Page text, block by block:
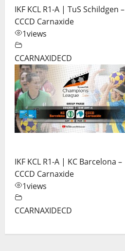
IKF KCL R1-A | TuS Schildgen –
CCCD Carnaxide
1views
CCARNAXIDECD
IKF KCL R1-A | KC Barcelona –
CCCD Carnaxide
1views
CCARNAXIDECD